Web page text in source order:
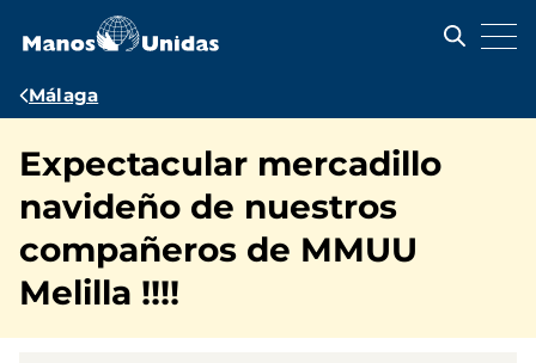
contenido
Ruta
navegación
Málaga
Expectacular mercadillo
navideño de nuestros
compañeros de MMUU
Melilla !!!!